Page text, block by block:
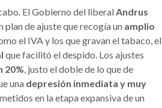
El Gobierno del liberalAndrus
plan de ajuste que recogía un amplio
el IVA y los que gravan el tabaco, el
que facilitó el despido. Los ajustes
20%, justo el doble de lo que de
una depresión inmediata y muy
en la etapa expansiva de un